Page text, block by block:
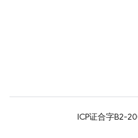
ICP证合字B2-